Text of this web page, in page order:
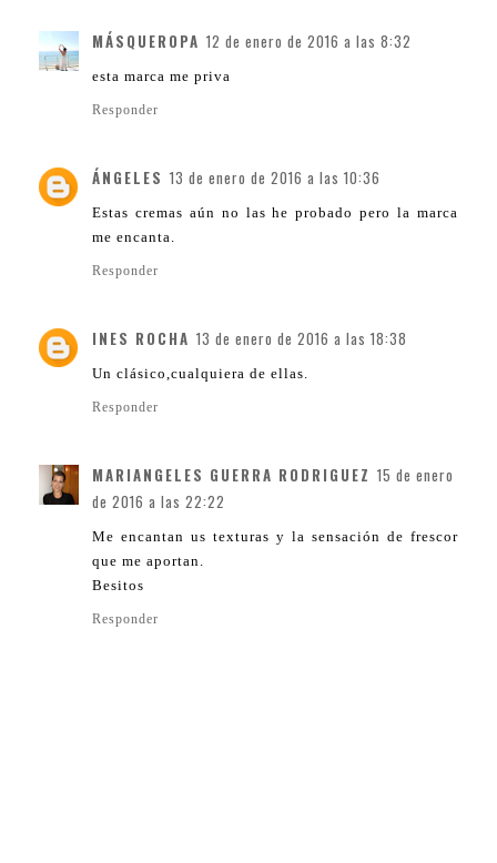
MÁSQUEROPA 12 de enero de 2016 a las 8:32
esta marca me priva
Responder
ÁNGELES 13 de enero de 2016 a las 10:36
Estas cremas aún no las he probado pero la marca
me encanta.
Responder
INES ROCHA 13 de enero de 2016 a las 18:38
Un clásico,cualquiera de ellas.
Responder
MARIANGELES GUERRA RODRIGUEZ 15 de enero
de 2016 a las 22:22
Me encantan us texturas y la sensación de frescor
que me aportan.
Besitos
Responder